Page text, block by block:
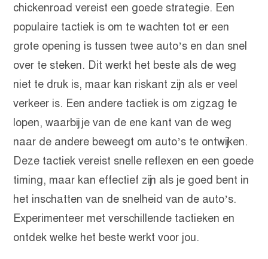
chickenroad vereist een goede strategie. Een
populaire tactiek is om te wachten tot er een
grote opening is tussen twee auto’s en dan snel
over te steken. Dit werkt het beste als de weg
niet te druk is, maar kan riskant zijn als er veel
verkeer is. Een andere tactiek is om zigzag te
lopen, waarbij je van de ene kant van de weg
naar de andere beweegt om auto’s te ontwijken.
Deze tactiek vereist snelle reflexen en een goede
timing, maar kan effectief zijn als je goed bent in
het inschatten van de snelheid van de auto’s.
Experimenteer met verschillende tactieken en
ontdek welke het beste werkt voor jou.